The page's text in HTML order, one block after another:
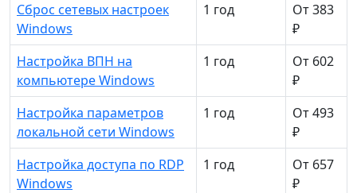
Сброс сетевых настроек
Windows
1 год
От 383
₽
Настройка ВПН на
компьютере Windows
1 год
От 602
₽
Настройка параметров
локальной сети Windows
1 год
От 493
₽
Настройка доступа по RDP
Windows
1 год
От 657
₽